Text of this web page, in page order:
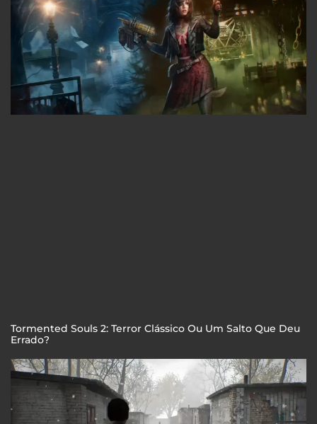
Tormented Souls 2: Terror Clássico Ou Um Salto Que Deu
Errado?